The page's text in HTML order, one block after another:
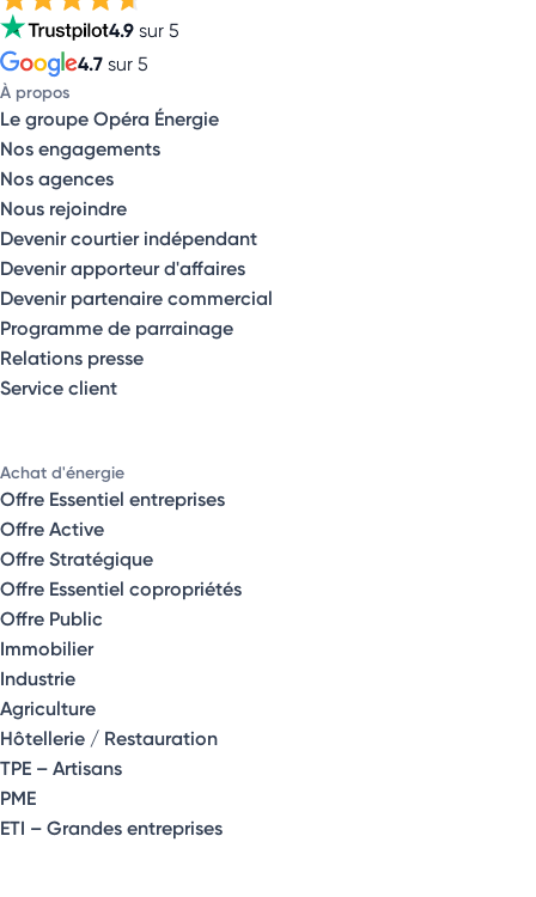
4.9 sur 5
4.7 sur 5
À propos
Le groupe Opéra Énergie
Nos engagements
Nos agences
Nous rejoindre
Devenir courtier indépendant
Devenir apporteur d'affaires
Devenir partenaire commercial
Programme de parrainage
Relations presse
Service client
Achat d'énergie
Offre Essentiel entreprises
Offre Active
Offre Stratégique
Offre Essentiel copropriétés
Offre Public
Immobilier
Industrie
Agriculture
Hôtellerie / Restauration
TPE – Artisans
PME
ETI – Grandes entreprises